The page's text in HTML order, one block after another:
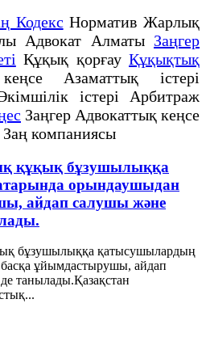
Кодекс Норматив Жарлық
Адвокат Алматы Заңгер
Құқық қорғауҚұқықтық
Азаматтық істері
істері Арбитраж
Заңгер Адвокаттық кеңсе
компаниясы
құқық бұзушылыққа
орындаушыдан
айдап салушы және
бұзушылыққа қатысушылардың
ұйымдастырушы, айдап
танылады.Қазақстан